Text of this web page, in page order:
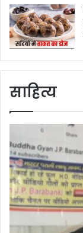
साहित्य